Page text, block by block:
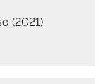
(2021)